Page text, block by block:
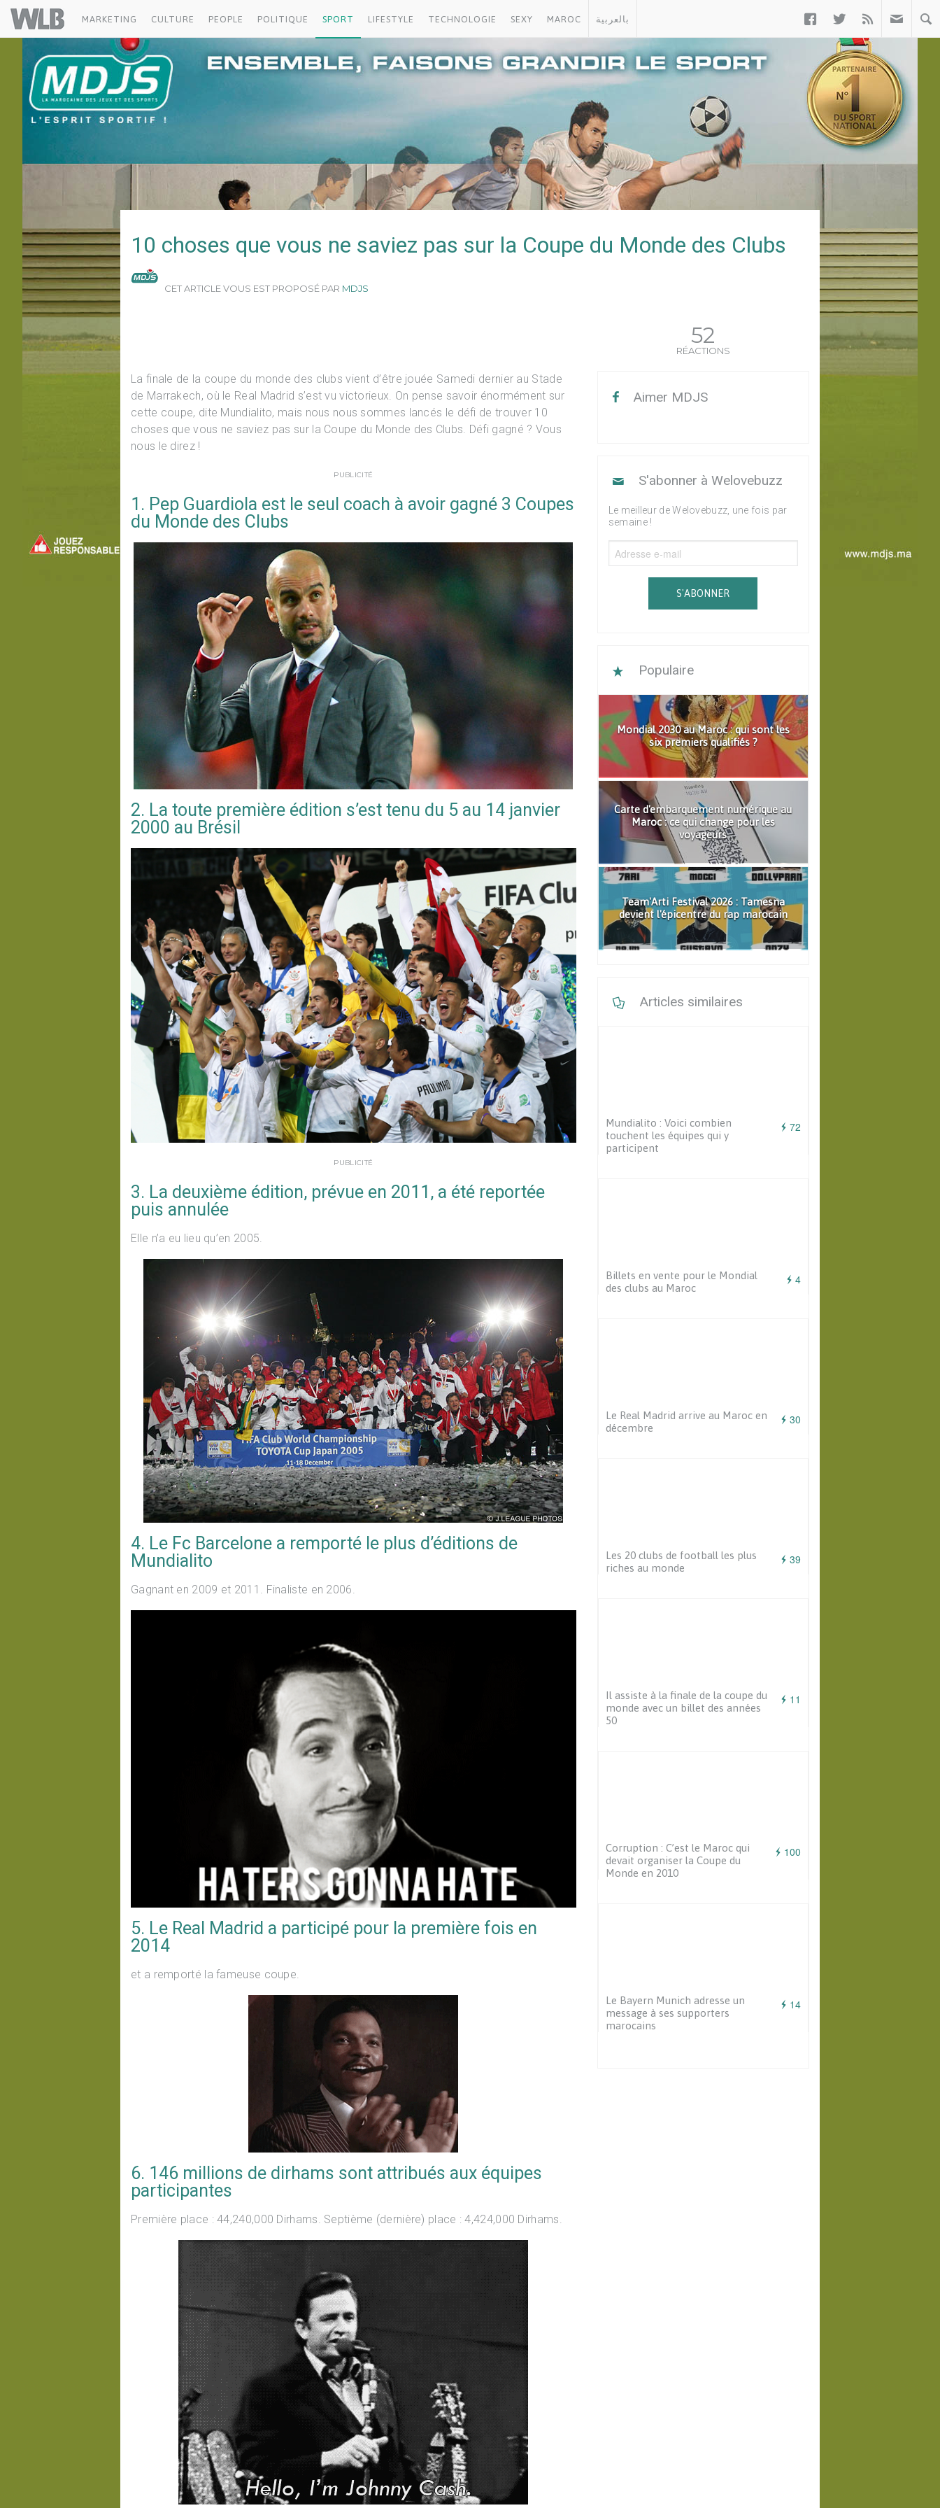
Welovebuzz
MARKETING CULTURE PEOPLE POLITIQUE SPORT LIFESTYLE TECHNOLOGIE SEXY MAROC بالعربية   
MDJS
10 choses que vous ne saviez pas sur la Coupe du Monde des Clubs
CET ARTICLE VOUS EST PROPOSÉ PAR MDJS
La finale de la coupe du monde des clubs vient d’être jouée Samedi dernier au Stade
de Marrakech, où le Real Madrid s’est vu victorieux. On pense savoir énormément sur
cette coupe, dite Mundialito, mais nous nous sommes lancés le défi de trouver 10
choses que vous ne saviez pas sur la Coupe du Monde des Clubs. Défi gagné ? Vous
nous le direz !
PUBLICITÉ
1. Pep Guardiola est le seul coach à avoir gagné 3 Coupes
du Monde des Clubs
2. La toute première édition s’est tenu du 5 au 14 janvier
2000 au Brésil
PUBLICITÉ
3. La deuxième édition, prévue en 2011, a été reportée
puis annulée
Elle n’a eu lieu qu’en 2005.
4. Le Fc Barcelone a remporté le plus d’éditions de
Mundialito
Gagnant en 2009 et 2011. Finaliste en 2006.
5. Le Real Madrid a participé pour la première fois en
2014
et a remporté la fameuse coupe.
6. 146 millions de dirhams sont attribués aux équipes
participantes
Première place : 44,240,000 Dirhams. Septième (dernière) place : 4,424,000 Dirhams.
52
RÉACTIONS
Aimer MDJS
S'abonner à Welovebuzz
Le meilleur de Welovebuzz, une fois par
semaine !
S'ABONNER
Populaire
Mondial 2030 au Maroc : qui sont les
six premiers qualifiés ?
Carte d'embarquement numérique au
Maroc : ce qui change pour les
voyageurs
Team'Arti Festival 2026 : Tamesna
devient l'épicentre du rap marocain
Articles similaires
72
Mundialito : Voici combien
touchent les équipes qui y
participent
4
Billets en vente pour le Mondial
des clubs au Maroc
30
Le Real Madrid arrive au Maroc en
décembre
39
Les 20 clubs de football les plus
riches au monde
11
Il assiste à la finale de la coupe du
monde avec un billet des années
50
100
Corruption : C’est le Maroc qui
devait organiser la Coupe du
Monde en 2010
14
Le Bayern Munich adresse un
message à ses supporters
marocains